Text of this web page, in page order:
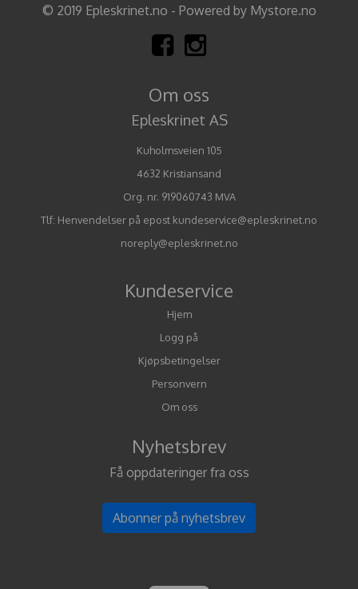
© 2019 Epleskrinet.no - Powered by Mystore.no
Om oss
Epleskrinet AS
Kuholmsveien 105
4632 Kristiansand
Org. nr. 919060743 MVA
Tlf: Henvendelser på epost kundeservice@epleskrinet.no
noreply@epleskrinet.no
Kundeservice
Hjem
Logg på
Kjøpsbetingelser
Personvern
Om oss
Nyhetsbrev
Få oppdateringer fra oss
Abonner på nyhetsbrev